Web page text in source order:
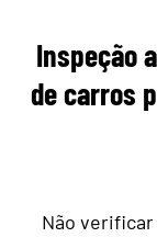
Inspeção
de carros
Não